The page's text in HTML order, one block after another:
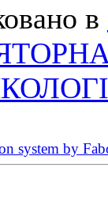
в
system by